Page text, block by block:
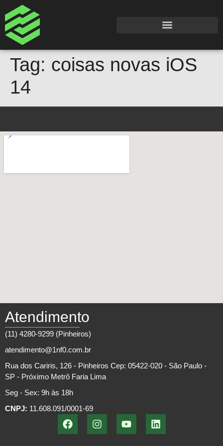
Tag: coisas novas iOS
14
Atendimento
(11) 4280-9299 (Pinheiros)
atendimento@1nf0.com.br
Rua dos Cariris, 126 - Pinheiros Cep: 05422-020 - São Paulo -
SP - Próximo Metrô Faria Lima
Seg - Sex: 9h às 18h
CNPJ: 11.608.091/0001-69